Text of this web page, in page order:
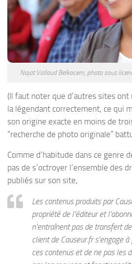
Najat Vallaud Belkacem, photo sous
(Il faut noter que d’autres sites
la légendant correctement, ce qui
son origine exacte en moins de
“recherche de photo originale”
Comme d’habitude dans ce genre
pas de s’octroyer l’ensemble des
publiés sur son site,
Les contenus produits par
propriété de l’éditeur et
n’entraînent pas de transfert
client de Causeur.fr s’engage
ces contenus et de ne pas les